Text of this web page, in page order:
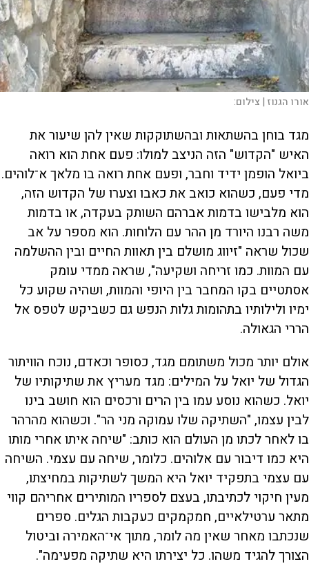
אורו הגנוז | צילום:
מגד בוחן בהשתאות ובהשתוקקות שאין להן שיעור את
האיש "הקדוש" הזה הניצב למולו: פעם אחת הוא רואה
ביואל הופמן ידיד וחבר, ופעם אחת רואה בו מלאך א־לוהים.
מדי פעם, כשהוא כואב את כאבו וצערו של הקדוש הזה,
הוא מלבישו בדמות אברהם השותק בעקדה, או בדמות
משה רבנו היורד מן ההר עם הלוחות. הוא מספר על אב
שכול שראה "זיווג מושלם בין תאוות החיים ובין ההשלמה
עם המוות. כמו זריחה ושקיעה", שראה ממדי עומק
אסתטיים בקו המחבר בין היופי והמוות, ושהיה שקוע כל
ימיו ולילותיו בתהומות גלות הנפש גם כשביקש לטפס אל
הררי הגאולה.
אולם יותר מכול משתומם מגד, כסופר וכאדם, נוכח הוויתור
הגדול של יואל על המילים: מגד מעריץ את שתיקותיו של
יואל. כשהוא נוסע עמו בין הרים ורכסים הוא חושב בינו
לבין עצמו, "השתיקה שלו עמוקה מני הר". וכשהוא מהרהר
בו לאחר לכתו מן העולם הוא כותב: "שיחה איתו אחרי מותו
היא כמו דיבור עם אלוהים. כלומר, שיחה עם עצמי. השיחה
עם עצמי בתפקיד יואל היא המשך לשתיקות במחיצתו,
מעין חיקוי לכתיבתו, בעצם לספריו המותירים אחריהם קווי
מתאר ערטילאיים, חמקמקים כעקבות הגלים. ספרים
שנכתבו מאחר שאין מה לומר, מתוך אי־האמירה וביטול
הצורך להגיד משהו. כל יצירתו היא שתיקה מפעימה".